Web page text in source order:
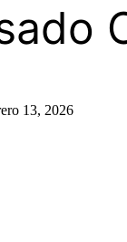
13, 2026